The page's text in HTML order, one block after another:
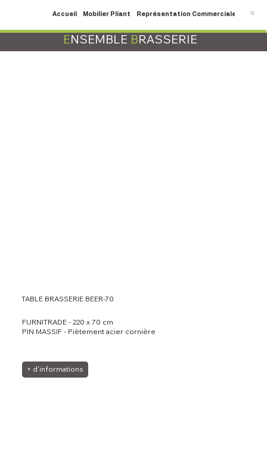
Accueil Mobilier Pliant Représentation Commerciale SAV
ENSEMBLE BRASSERIE
TABLE BRASSERIE BEER-70
FURNITRADE - 220 x 70 cm
PIN MASSIF - Piètement acier cornière
+ d'informations